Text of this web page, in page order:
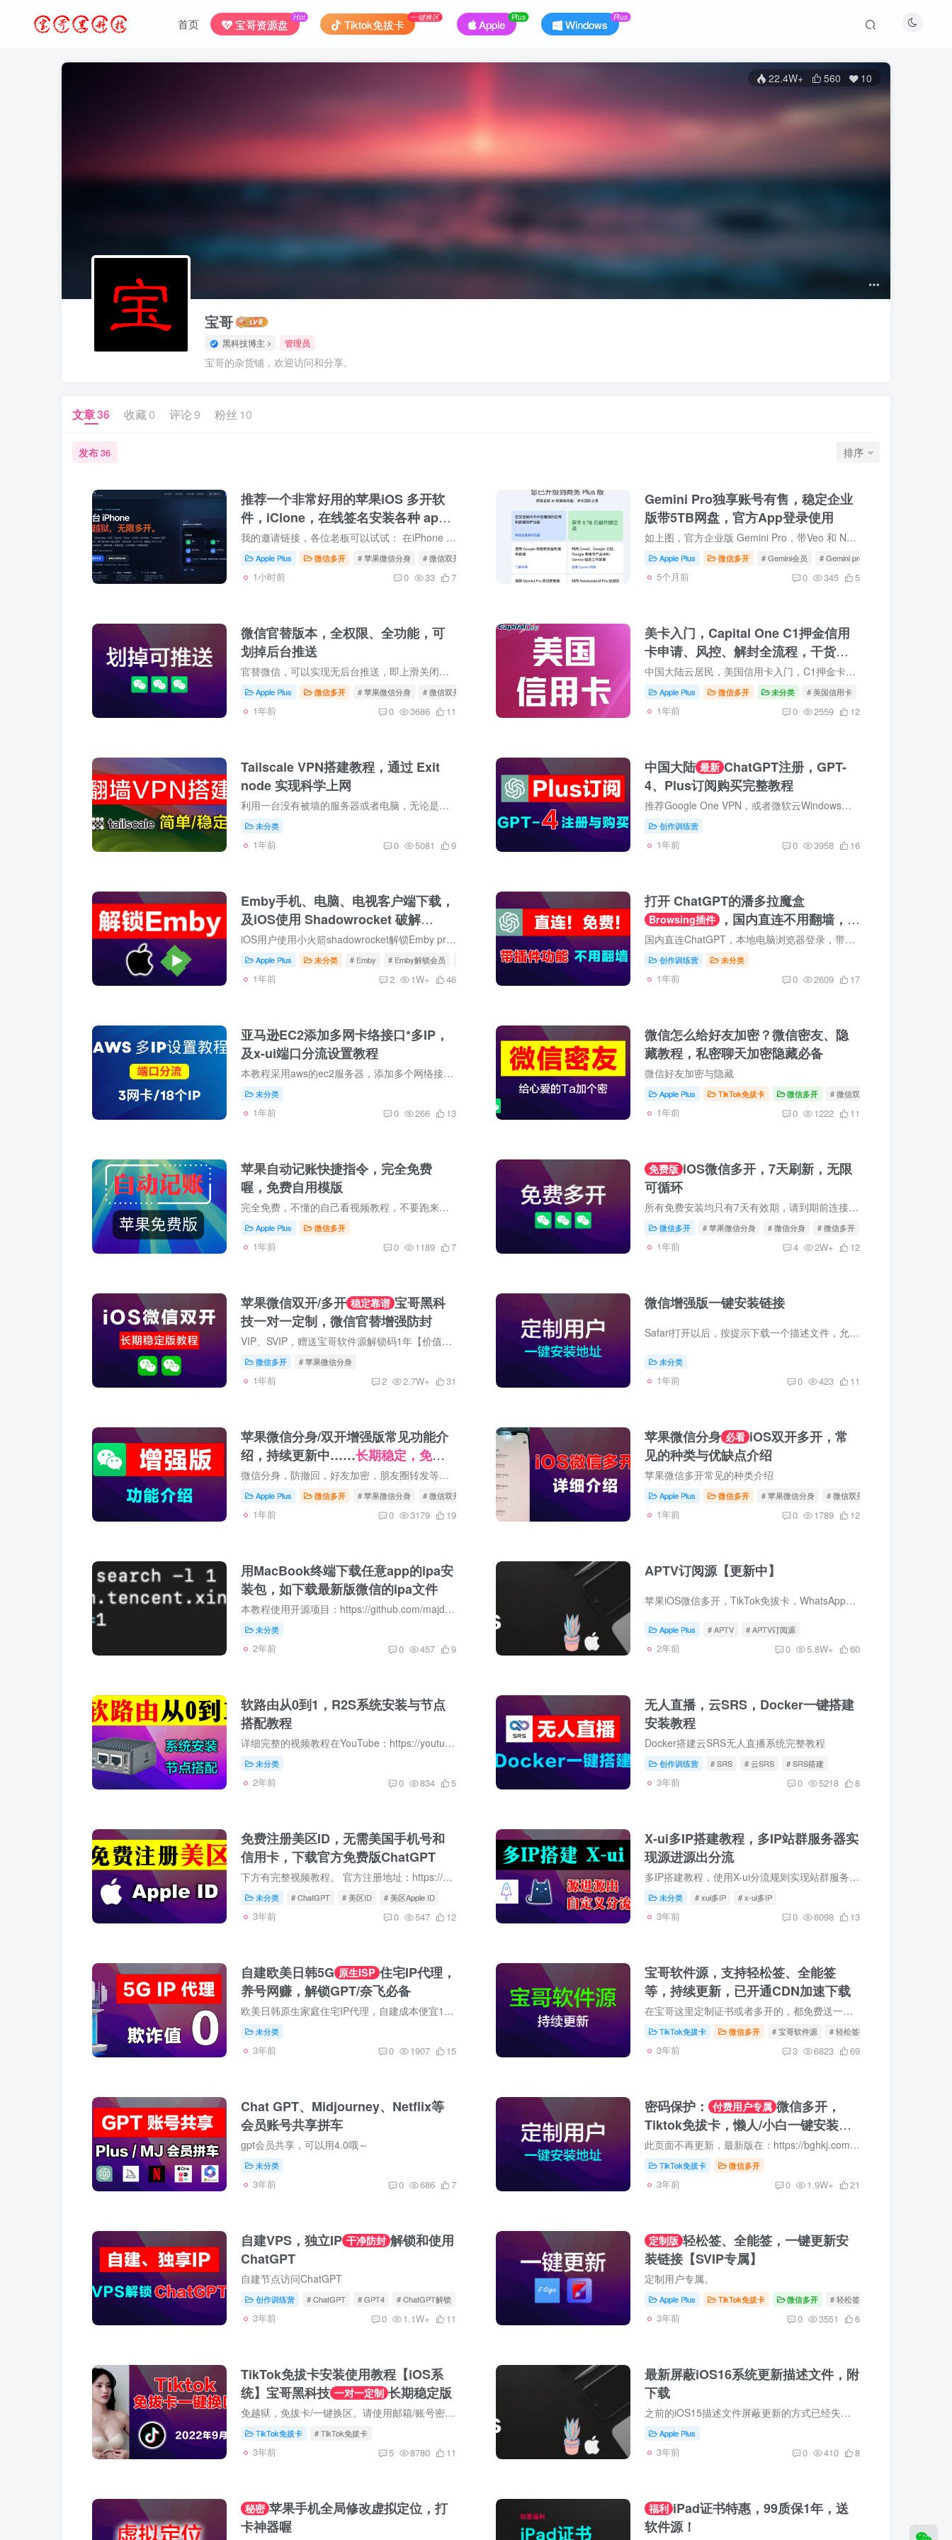
首页 宝哥资源盘
Hot
Tiktok免拔卡
一键换区
Apple
Plus
Windows
Plus
22.4W+ 560 10
宝哥
黑科技博主 管理员
宝哥的杂货铺，欢迎访问和分享。
文章36 收藏 0 评论9 粉丝 10
发布36 排序
推荐一个非常好用的苹果iOS 多开软
件，iClone，在线签名安装各种 app
多开
我的邀请链接，各位老板可以试试： 在iPhone 上的 Safari 打开：https://iosclone.com/r/BAOGE 在 iPhone 上实现免越狱、简单易用的 WhatsApp 及其他 App 多开/分身，推荐使用 iClone 平台： iC...
Apple Plus 微信多开 # 苹果微信分身 # 微信双开
1小时前 0 33 7
Gemini Pro独享账号有售，稳定企业
版带5TB网盘，官方App登录使用
如上图，官方企业版 Gemini Pro，带Veo 和 Notebook LM等，带5TB Google Drive，独立谷歌账号，独立容量，独立数据，可以手机app直接登录使用，也可以电脑网页版使用。【企业版，配额更高，不是...
Apple Plus 微信多开 # Gemini会员 # Gemini pro充值
5个月前 0 345 5
微信官替版本，全权限、全功能，可
划掉后台推送
官替微信，可以实现无后台推送，即上滑关闭后台依然可以接收信息提示。 此版本包含与增强版相同的插件，可以实现诸多特殊功能。比如朋友圈一键转发、微信密友、防撤回、虚拟视频、隐藏伪装等等...
Apple Plus 微信多开 # 苹果微信分身 # 微信双开 # 苹果微信双开
1年前 0 3686 11
美卡入门，Capital One C1押金信用
卡申请、风控、解封全流程，干货，
建议收藏
中国大陆云居民，美国信用卡入门，C1押金卡是必不可少的一步。本文更新于2024/8/24日，我将详细讲述从申请到被风控，到解封的完整过程和细节。本人不是玩卡达人，仅做个人实际经验分享，希望对...
Apple Plus 微信多开 未分类 # 美国信用卡
1年前 0 2559 12
Tailscale VPN搭建教程，通过 Exit
node 实现科学上网
利用一台没有被墙的服务器或者电脑，无论是否有公网IP，都可以作为外部节点实现其他电脑科学上网。 完整视频教程在YouTube：https://youtu.be/Mj2VDIugcd0 第一步：白嫖一个境外服务器 有一张Vi...
未分类
1年前 0 5081 9
中国大陆 最新 ChatGPT注册，GPT-
4、Plus订阅购买完整教程
推荐Google One VPN，或者微软云Windows实例，记得注册购买好ChatGPT以后及时删除实例以及对应的IP。推荐Depay虚拟信用卡，但是充值手续费比较贵，你有别的非中国境内的卡也可以试试。 ❤️微软...
创作训练营
1年前 0 3958 16
Emby手机、电脑、电视客户端下载，
及iOS使用 Shadowrocket 破解
Emby Premiere 教程
iOS用户使用小火箭shadowrocket解锁Emby premiere会员。
Apple Plus 未分类 # Emby # Emby解锁会员 # Emby客户端
1年前 2 1W+ 46
打开 ChatGPT的潘多拉魔盒
Browsing插件 ，国内直连不用翻墙，官
网登录带插件功能
国内直连ChatGPT，本地电脑浏览器登录，带插件功能。
创作训练营 未分类
1年前 0 2609 17
亚马逊EC2添加多网卡络接口*多IP，
及x-ui端口分流设置教程
本教程采用aws的ec2服务器，添加多个网络接口，配置多个IP，并利用x-ui实现不同端口访问不同的落地IP。 详细视频教程在YouTube频道：https://youtu.be/fzOtQG3SNuo 这里是一键添加IP到不同网卡...
未分类
1年前 0 266 13
微信怎么给好友加密？微信密友、隐
藏教程，私密聊天加密隐藏必备
微信好友加密与隐藏
Apple Plus TikTok免拔卡 微信多开 # 微信双开
1年前 0 1222 11
苹果自动记账快捷指令，完全免费
喔，免费自用模版
完全免费，不懂的自己看视频教程，不要跑来问我。 视频教程在YouTube和B站（宝哥黑科技）。 YouTube链接：https://youtu.be/kvTIQX6Hg_o B站链接：https://www.bilibili.com/video/BV13TrrYyEWB...
Apple Plus 微信多开
1年前 0 1189 7
免费版 iOS微信多开，7天刷新，无限
可循环
所有免费安装均只有7天有效期，请到期前连接电脑刷新重装。欢迎老板定制长期稳定版，功能更多，一键安装更简单。 点击下方链接查看详细视频： Altstore安装详细教程【Windows版本】 Altstore安...
微信多开 # 苹果微信分身 # 微信分身 # 微信多开
1年前 4 2W+ 12
苹果微信双开/多开 稳定靠谱 宝哥黑科
技一对一定制，微信官替增强防封
VIP、SVIP，赠送宝哥软件源解锁码1年【价值59元】。软件源目前有30+软件，包含Tiktok免拔卡、抖音增强版、ins增强版、WhatsApp增强版、酷我音乐会员等，均可无限多开！ 宝哥Emby公益服上线，VIP...
微信多开 # 苹果微信分身
1年前 2 2.7W+ 31
微信增强版一键安装链接
Safari打开以后，按提示下载一个描述文件，允许并关闭，返回到手机系统设置，在你的ID头像下面，有一个”已下载的描述文件“，点进去安装。安装好会自动返回到浏览器，等待刷新倒计时，然后点”...
未分类
1年前 0 423 11
苹果微信分身/双开增强版常见功能介
绍，持续更新中……长期稳定，免费
更新。
微信分身，防撤回，好友加密，朋友圈转发等增强功能。
Apple Plus 微信多开 # 苹果微信分身 # 微信双开 # 微信分身
1年前 0 3179 19
苹果微信分身 必看 iOS双开多开，常
见的种类与优缺点介绍
苹果微信多开常见的种类介绍
Apple Plus 微信多开 # 苹果微信分身 # 微信双开
1年前 0 1789 12
用MacBook终端下载任意app的ipa安
装包，如下载最新版微信的ipa文件
本教程使用开源项目：https://github.com/majd/ipatool 注意，此方法下载的ipa文件是没有脱壳的。 第一步：安装“brew” 打开终端/terminal，输入： /bin/bash -c '$(curl -fsSL https://raw.gi...
未分类
2年前 0 457 9
APTV订阅源【更新中】
苹果iOS微信多开，TikTok免拔卡，WhatsApp多开，任意iOS系统均可安装，长期稳定，联系微信：809086699 ~~~~~~~~~~~~~~~ 宝哥网盘还有其他书源/漫画软件，可以在此查看： https://pan.baoge.vip ...
Apple Plus # APTV # APTV订阅源
2年前 0 5.8W+ 60
软路由从0到1，R2S系统安装与节点
搭配教程
详细完整的视频教程在YouTube：https://youtu.be/GgSwUJDAePs 本文为文字版，列出视频中所需要的链接。 R2S为入门款软路由，价格便宜，淘宝京东都有，可以要求卖家刷好系统，喜欢折腾研究的同学...
未分类
2年前 0 834 5
无人直播，云SRS，Docker一键搭建
安装教程
Docker搭建云SRS无人直播系统完整教程
创作训练营 # SRS # 云SRS # SRS搭建
3年前 0 5218 8
免费注册美区ID，无需美国手机号和
信用卡，下载官方免费版ChatGPT
下方有完整视频教程。 官方注册地址：https://appleid.apple.com/ 使用自己的邮箱和手机号码！ 先注册一个中国区的Apple ID，注册好以后，点“国家和地区”，然后更换地区。 美国地址生成器：ht...
未分类 # ChatGPT # 美区ID # 美区Apple ID
3年前 0 547 12
X-ui多IP搭建教程，多IP站群服务器实
现源进源出分流
多IP搭建教程，使用X-ui分流规则实现站群服务器多IP源进源出
未分类 # xui多IP # x-ui多IP
3年前 0 6098 13
自建欧美日韩5G 原生ISP 住宅IP代理，
养号网赚，解锁GPT/奈飞必备
欧美日韩原生家庭住宅IP代理，自建成本便宜10倍
未分类
3年前 0 1907 15
宝哥软件源，支持轻松签、全能签
等，持续更新，已开通CDN加速下载
在宝哥这里定制证书或者多开的，都免费送一些软件安装包，为了方便美女靓仔们下载和更新，搭建了一个软件源，并且开启了CDN全球加速。 因为这个CDN+存储桶，成本比较高，所以部分app需要付费解...
TikTok免拔卡 微信多开 # 宝哥软件源 # 轻松签软件源
3年前 3 6823 69
Chat GPT、Midjourney、Netflix等
会员账号共享拼车
gpt会员共享，可以用4.0哦～
未分类
3年前 0 686 7
密码保护： 付费用户专属 微信多开，
Tiktok免拔卡，懒人/小白一键安装教
程
此页面不再更新，最新版在：https://bghkj.com Safari打开以后，按提示下载一个描述文件，允许并关闭，返回到手机系统设置，在你的ID头像下面，有一个”已下载的描述文件“，点进去安装。安装好...
TikTok免拔卡 微信多开
3年前 0 1.9W+ 21
自建VPS，独立IP 干净防封 解锁和使用
ChatGPT
自建节点访问ChatGPT
创作训练营 # ChatGPT # GPT4 # ChatGPT解锁
3年前 0 1.1W+ 11
定制版 轻松签、全能签，一键更新安
装链接【SVIP专属】
定制用户专属。
Apple Plus TikTok免拔卡 微信多开 # 轻松签
3年前 0 3551 6
TikTok免拔卡安装使用教程【iOS系
统】宝哥黑科技 一对一定制 长期稳定版
免越狱，免拔卡/一键换区。请使用邮箱/账号密码登录。Tiktok对网络要求远高于YouTube，如果点赞/关注无法同步，请自行更换VPN/梯子，或使用老账号登录。 宝哥Emby公益服上线，VIP/SVIP用户免费...
TikTok免拔卡 # TikTok免拔卡
3年前 5 8780 11
最新屏蔽iOS16系统更新描述文件，附
下载
之前的iOS15描述文件屏蔽更新的方式已经失效， 附上最新的iOS16 tvOS描述文件，直接安装即可屏蔽iOS系统自动更新。 下载链接： https://pan.baoge.vip/d/%E2%9D%A4%EF%B8%8FiOS%E5%85%8D%E8%B4%...
Apple Plus
3年前 0 410 8
秘密 苹果手机全局修改虚拟定位，打
卡神器喔
福利 iPad证书特惠，99质保1年，送
软件源！